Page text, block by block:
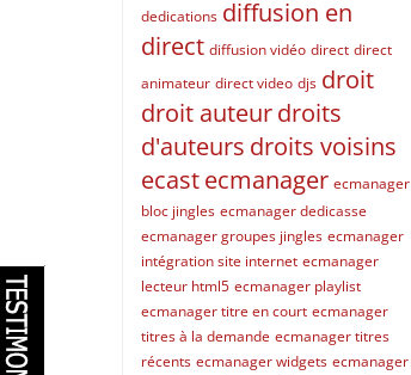
dedications diffusion en
direct diffusion vidéo direct direct
animateur direct video djs droit
droit auteurdroits
d'auteurs droits voisins
ecastecmanager ecmanager
bloc jingles ecmanager dedicasse
ecmanager groupes jingles ecmanager
intégration site internet ecmanager
lecteur html5 ecmanager playlist
ecmanager titre en court ecmanager
titres à la demande ecmanager titres
récents ecmanager widgets ecmanager